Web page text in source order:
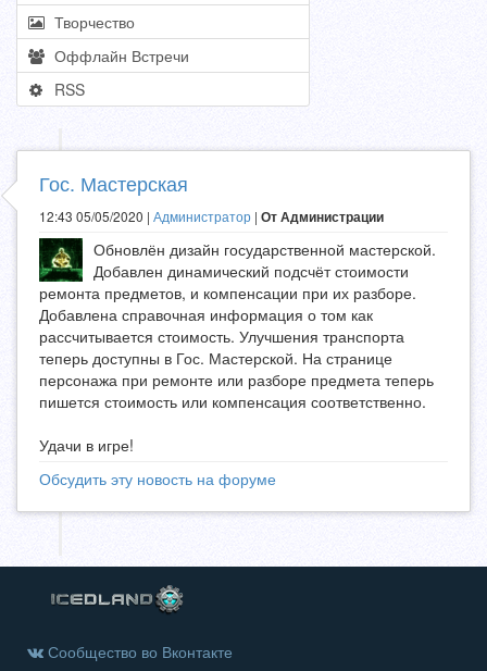
Творчество
Оффлайн Встречи
RSS
Гос. Мастерская
12:43 05/05/2020 | Администратор | От Администрации
Обновлён дизайн государственной мастерской.
Добавлен динамический подсчёт стоимости
ремонта предметов, и компенсации при их разборе.
Добавлена справочная информация о том как
рассчитывается стоимость. Улучшения транспорта
теперь доступны в Гос. Мастерской. На странице
персонажа при ремонте или разборе предмета теперь
пишется стоимость или компенсация соответственно.
Удачи в игре!
Обсудить эту новость на форуме
Сообщество во Вконтакте